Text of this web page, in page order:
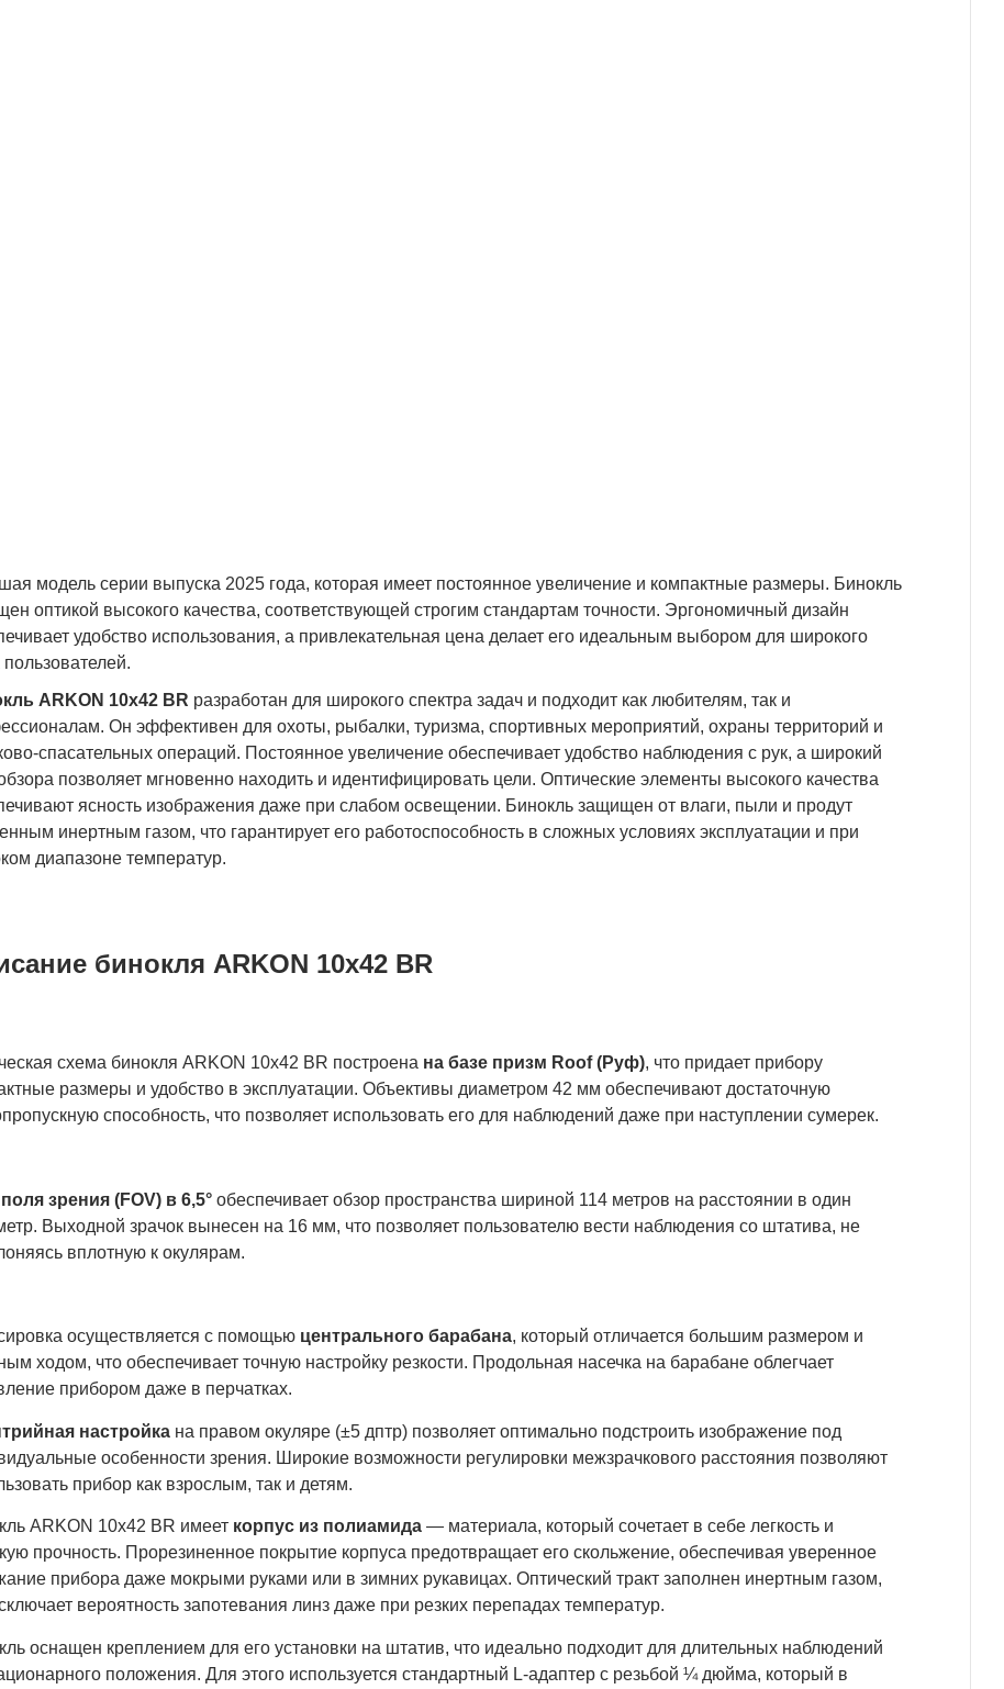
модель серии выпуска 2025 года, которая имеет постоянное увеличение и компактные размеры. Бинокль
оптикой высокого качества, соответствующей строгим стандартам точности. Эргономичный дизайн
удобство использования, а привлекательная цена делает его идеальным выбором для широкого
пользователей.
ARKON 10x42 BR разработан для широкого спектра задач и подходит как любителям, так и
Он эффективен для охоты, рыбалки, туризма, спортивных мероприятий, охраны территорий и
спасательных операций. Постоянное увеличение обеспечивает удобство наблюдения с рук, а широкий
позволяет мгновенно находить и идентифицировать цели. Оптические элементы высокого качества
ясность изображения даже при слабом освещении. Бинокль защищен от влаги, пыли и продут
инертным газом, что гарантирует его работоспособность в сложных условиях эксплуатации и при
диапазоне температур.
бинокля ARKON 10x42 BR
схема бинокля ARKON 10x42 BR построена на базе призм Roof (Руф), что придает прибору
размеры и удобство в эксплуатации. Объективы диаметром 42 мм обеспечивают достаточную
способность, что позволяет использовать его для наблюдений даже при наступлении сумерек.
зрения (FOV) в 6,5° обеспечивает обзор пространства шириной 114 метров на расстоянии в один
Выходной зрачок вынесен на 16 мм, что позволяет пользователю вести наблюдения со штатива, не
вплотную к окулярам.
осуществляется с помощью центрального барабана, который отличается большим размером и
ходом, что обеспечивает точную настройку резкости. Продольная насечка на барабане облегчает
прибором даже в перчатках.
настройка на правом окуляре (±5 дптр) позволяет оптимально подстроить изображение под
особенности зрения. Широкие возможности регулировки межзрачкового расстояния позволяют
прибор как взрослым, так и детям.
ARKON 10x42 BR имеет корпус из полиамида — материала, который сочетает в себе легкость и
прочность. Прорезиненное покрытие корпуса предотвращает его скольжение, обеспечивая уверенное
прибора даже мокрыми руками или в зимних рукавицах. Оптический тракт заполнен инертным газом,
вероятность запотевания линз даже при резких перепадах температур.
оснащен креплением для его установки на штатив, что идеально подходит для длительных наблюдений
положения. Для этого используется стандартный L-адаптер с резьбой ¼ дюйма, который в